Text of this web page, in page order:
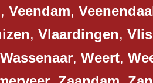
, Veendam,
, Vlaardingen,
Wassenaar, Weert,